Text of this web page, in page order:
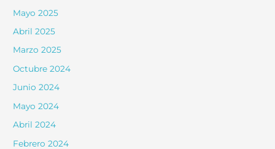
Mayo 2025
Abril 2025
Marzo 2025
Octubre 2024
Junio 2024
Mayo 2024
Abril 2024
Febrero 2024